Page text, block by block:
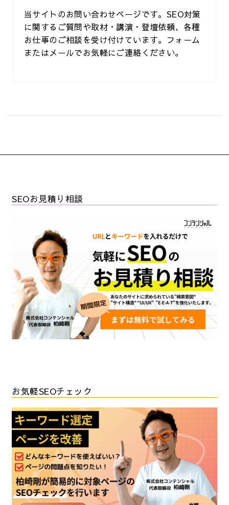
当サイトのお問い合わせページです。SEO対策
に関するご質問や取材・講演・登壇依頼、各種
お仕事のご相談を受け付けています。フォーム
またはメールでお気軽にご連絡ください。
SEOお見積り相談
お気軽SEOチェック